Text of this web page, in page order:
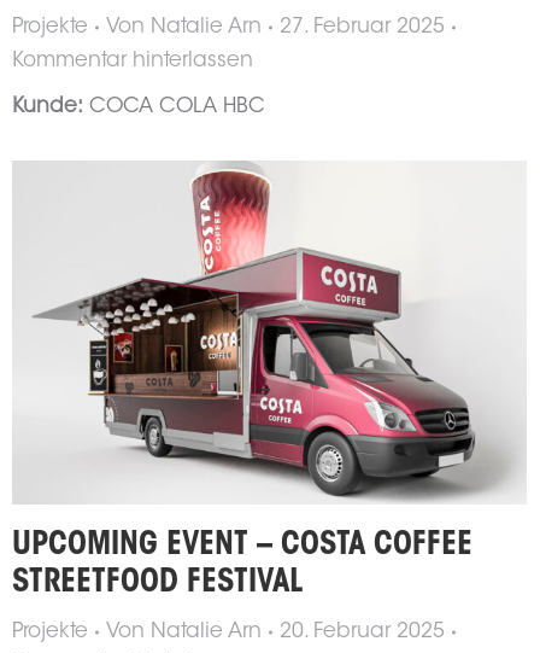
Projekte Von Natalie Arn
27. Februar 2025
Kommentar hinterlassen
Kunde: COCA COLA HBC
UPCOMING EVENT – COSTA COFFEE
STREETFOOD FESTIVAL
Projekte Von Natalie Arn
20. Februar 2025